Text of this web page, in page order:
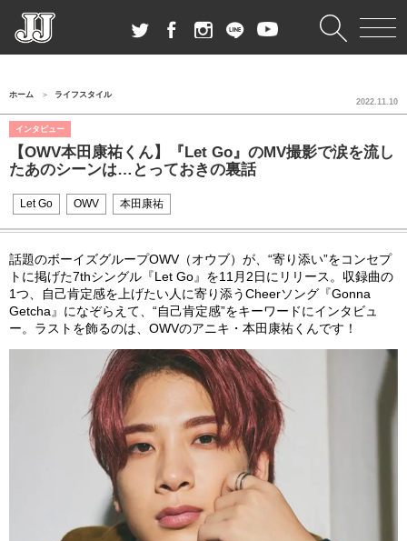
ホーム ライフスタイル
インタビュー
【OWV本田康祐くん】『Let Go』のMV撮影で涙を流し
たあのシーンは…とっておきの裏話
2022.11.10
Let Go OWV 本田康祐
話題のボーイズグループOWV（オウブ）が、“寄り添い”をコンセプ
トに掲げた7thシングル『Let Go』を11月2日にリリース。収録曲の
1つ、自己肯定感を上げたい人に寄り添うCheerソング『Gonna
Getcha』になぞらえて、“自己肯定感”をキーワードにインタビュ
ー。ラストを飾るのは、OWVのアニキ・本田康祐くんです！